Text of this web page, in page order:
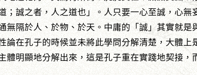
；誠之者，人之道也」。人只要一心至誠，心無
無隔於人、於物、於天。中庸的「誠」其實就是
論在孔子的時候並未將此學問分解清楚，大體上
體明顯地分解出來，這是孔子重在實踐地契接，